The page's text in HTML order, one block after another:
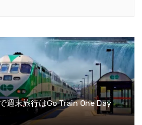
週末旅行はGo Train One Day